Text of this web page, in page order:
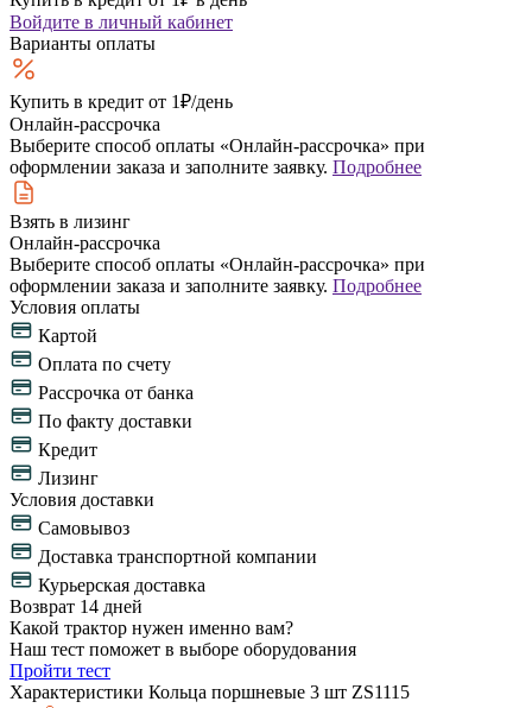
Войдите в личный кабинет
Варианты оплаты
Купить в кредит от 1₽/день
Онлайн-рассрочка
Выберите способ оплаты «Онлайн-рассрочка» при
оформлении заказа и заполните заявку. Подробнее
Взять в лизинг
Онлайн-рассрочка
Выберите способ оплаты «Онлайн-рассрочка» при
оформлении заказа и заполните заявку. Подробнее
Условия оплаты
Картой
Оплата по счету
Рассрочка от банка
По факту доставки
Кредит
Лизинг
Условия доставки
Самовывоз
Доставка транспортной компании
Курьерская доставка
Возврат 14 дней
Какой трактор нужен именно вам?
Наш тест поможет в выборе оборудования
Пройти тест
Характеристики Кольца поршневые 3 шт ZS1115